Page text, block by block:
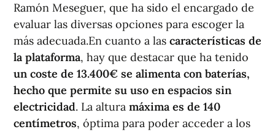
Ramón Meseguer, que ha sido el encargado de
evaluar las diversas opciones para escoger la
más adecuada.En cuanto a las características de
la plataforma, hay que destacar que ha tenido
un coste de 13.400€ se alimenta con baterías,
hecho que permite su uso en espacios sin
electricidad. La altura máxima es de 140
centímetros, óptima para poder acceder a los